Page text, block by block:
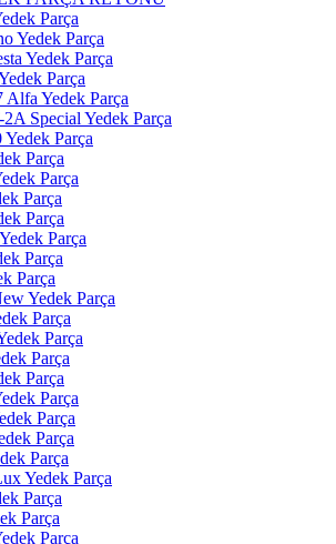
Parça
Yedek Parça
Yedek Parça
Parça
Alfa Yedek Parça
Special Yedek Parça
Parça
Parça
Parça
Parça
Parça
Parça
Parça
Parça
Yedek Parça
Parça
Parça
Parça
Parça
Parça
Parça
Parça
Parça
Yedek Parça
Parça
Parça
Parça